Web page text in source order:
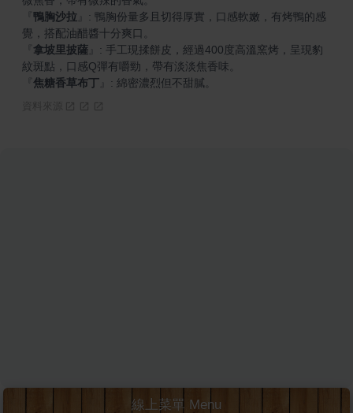
鴨胸沙拉
: 鴨胸份量多且切得厚實，口感軟嫩，有烤鴨的感
拿坡里披薩
: 手工現揉餅皮，經過400度高溫窯烤，呈現豹
焦糖香草布丁 : 綿密濃烈但不甜膩。
線上菜單 Menu